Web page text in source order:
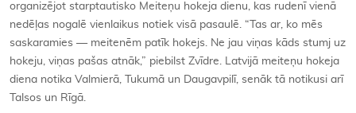
organizējot starptautisko Meiteņu hokeja dienu, kas rudenī vienā
nedēļas nogalē vienlaikus notiek visā pasaulē. “Tas ar, ko mēs
saskaramies — meitenēm patīk hokejs. Ne jau viņas kāds stumj uz
hokeju, viņas pašas atnāk,” piebilst Zvīdre. Latvijā meiteņu hokeja
diena notika Valmierā, Tukumā un Daugavpilī, senāk tā notikusi arī
Talsos un Rīgā.